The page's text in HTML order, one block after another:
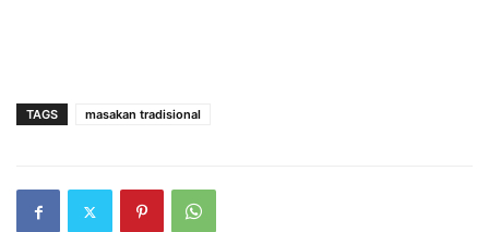
TAGS masakan tradisional